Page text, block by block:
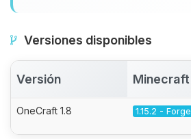
Versiones disponibles
Versión Minecraft
OneCraft 1.8 1.15.2 - Forge